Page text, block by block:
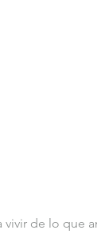
de lo que